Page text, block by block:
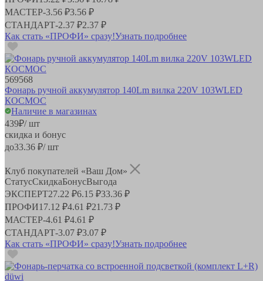
МАСТЕР-3.56 ₽3.56 ₽
СТАНДАРТ-2.37 ₽2.37 ₽
Как стать «ПРОФИ» сразу!Узнать подробнее
569568
Фонарь ручной аккумулятор 140Lm вилка 220V 103WLED
КОСМОС
Наличие в магазинах
439₽/ шт
скидка и бонус
до33.36 ₽/ шт
Клуб покупателей «Ваш Дом»
СтатусСкидкаБонусВыгода
ЭКСПЕРТ27.22 ₽6.15 ₽33.36 ₽
ПРОФИ17.12 ₽4.61 ₽21.73 ₽
МАСТЕР-4.61 ₽4.61 ₽
СТАНДАРТ-3.07 ₽3.07 ₽
Как стать «ПРОФИ» сразу!Узнать подробнее